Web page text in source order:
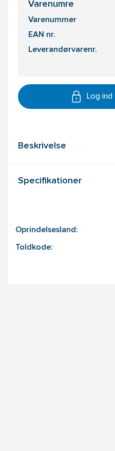
Varenumre
Varenummer
EAN nr.
Leverandørvarenr.
Log
Beskrivelse
Specifikationer
Oprindelsesland:
Toldkode: